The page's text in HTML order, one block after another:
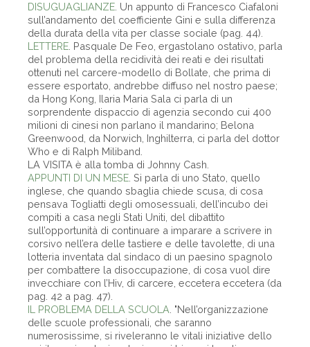
DISUGUAGLIANZE . Un appunto di Francesco Ciafaloni
sull’andamento del coefficiente Gini e sulla differenza
della durata della vita per classe sociale (pag. 44).
LETTERE . Pasquale De Feo, ergastolano ostativo, parla
del problema della recidività dei reati e dei risultati
ottenuti nel carcere-modello di Bollate, che prima di
essere esportato, andrebbe diffuso nel nostro paese;
da Hong Kong, Ilaria Maria Sala ci parla di un
sorprendente dispaccio di agenzia secondo cui 400
milioni di cinesi non parlano il mandarino; Belona
Greenwood, da Norwich, Inghilterra, ci parla del dottor
Who e di Ralph Miliband.
LA VISITA è alla tomba di Johnny Cash.
APPUNTI DI UN MESE . Si parla di uno Stato, quello
inglese, che quando sbaglia chiede scusa, di cosa
pensava Togliatti degli omosessuali, dell’incubo dei
compiti a casa negli Stati Uniti, del dibattito
sull’opportunità di continuare a imparare a scrivere in
corsivo nell’era delle tastiere e delle tavolette, di una
lotteria inventata dal sindaco di un paesino spagnolo
per combattere la disoccupazione, di cosa vuol dire
invecchiare con l’Hiv, di carcere, eccetera eccetera (da
pag. 42 a pag. 47).
IL PROBLEMA DELLA SCUOLA . "Nell’organizzazione
delle scuole professionali, che saranno
numerosissime, si riveleranno le vitali iniziative dello